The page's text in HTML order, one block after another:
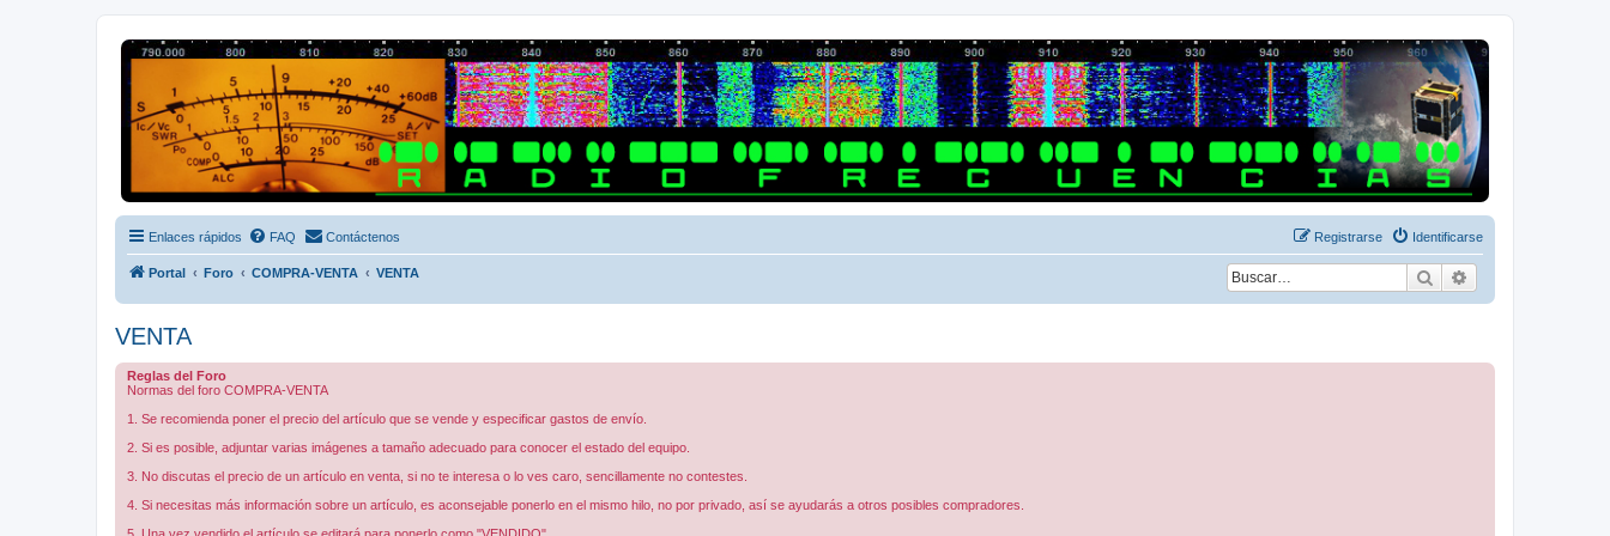
Radio Frecuencias
Foro de Radio Frecuencias
Enlaces rápidos FAQ Contáctenos Identificarse
Registrarse
Portal Foro COMPRA-VENTA VENTA Buscar
VENTA
Reglas del Foro
Normas del foro COMPRA-VENTA
1. Se recomienda poner el precio del artículo que se vende y especificar gastos de envío.
2. Si es posible, adjuntar varias imágenes a tamaño adecuado para conocer el estado del equipo.
3. No discutas el precio de un artículo en venta, si no te interesa o lo ves caro, sencillamente no contestes.
4. Si necesitas más información sobre un artículo, es aconsejable ponerlo en el mismo hilo, no por privado, así se ayudarás a otros posibles compradores.